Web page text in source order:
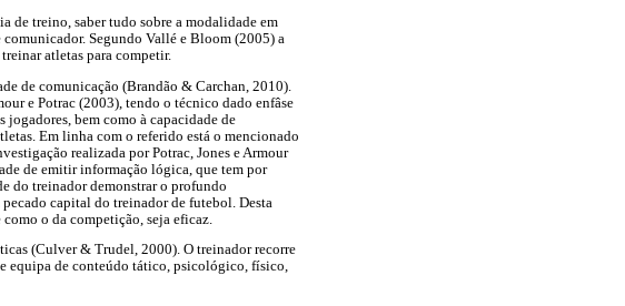
de treino, saber tudo sobre a modalidade em
comunicador. Segundo Vallé e Bloom (2005) a
atletas para competir.
de comunicação (Brandão & Carchan, 2010).
e Potrac (2003), tendo o técnico dado enfâse
bem como à capacidade de
Em linha com o referido está o mencionado
realizada por Potrac, Jones e Armour
de emitir informação lógica, que tem por
do treinador demonstrar o profundo
capital do treinador de futebol. Desta
o da competição, seja eficaz.
(Culver & Trudel, 2000). O treinador recorre
equipa de conteúdo tático, psicológico, físico,